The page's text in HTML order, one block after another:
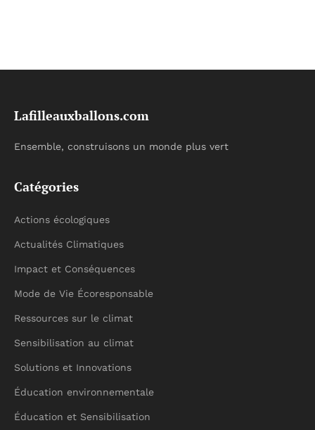
Lafilleauxballons.com
Ensemble, construisons un monde plus vert
Catégories
Actions écologiques
Actualités Climatiques
Impact et Conséquences
Mode de Vie Écoresponsable
Ressources sur le climat
Sensibilisation au climat
Solutions et Innovations
Éducation environnementale
Éducation et Sensibilisation